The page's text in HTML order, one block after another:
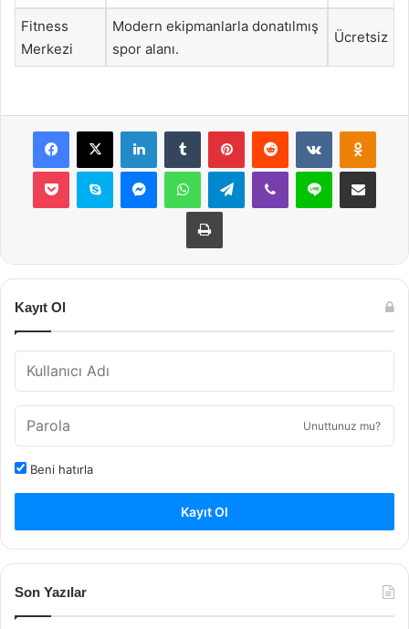
Fitness
Merkezi
Modern ekipmanlarla donatılmış
spor alanı.
Ücretsiz
Facebook
X LinkedInTumblr PinterestReddit VKontakte
Pocket Skype MessengerWhatsAppTelegramViber Line E-Posta ile
Yazdır
Kayıt Ol
Unuttunuz mu?
Beni hatırla
Kayıt Ol
Son Yazılar